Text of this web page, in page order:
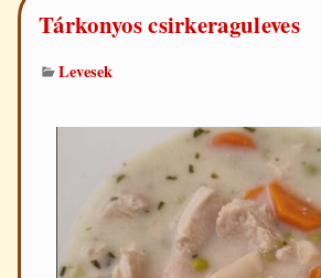
Tárkonyos csirkeraguleves
Levesek